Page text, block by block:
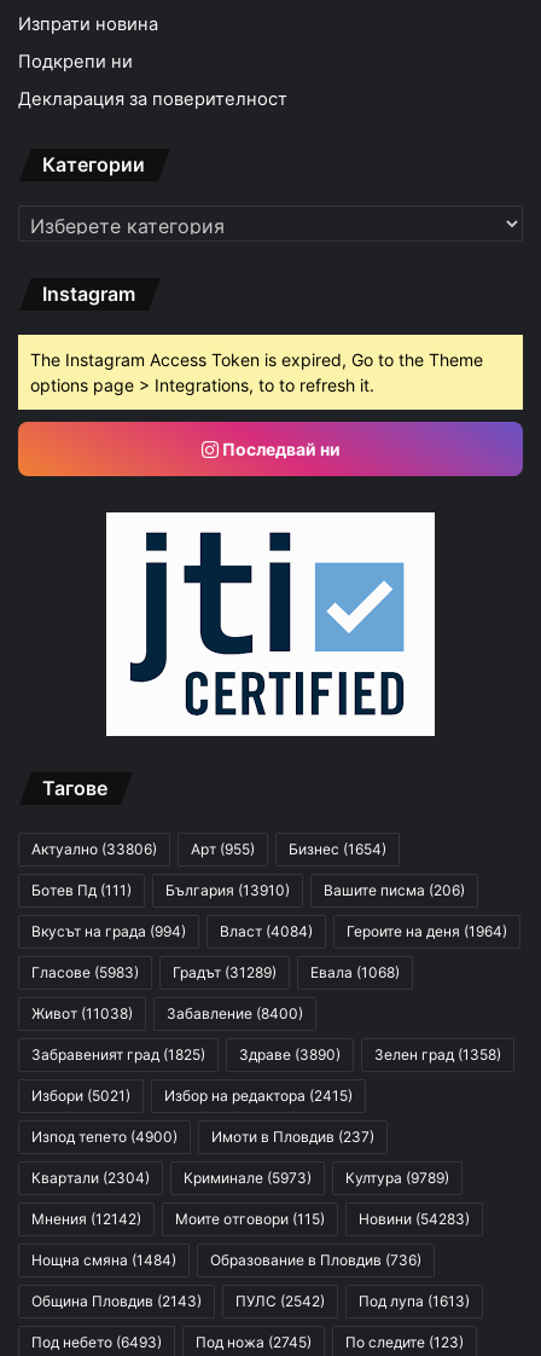
Изпрати новина
Подкрепи ни
Декларация за поверителност
Категории
Категории
Instagram
The Instagram Access Token is expired, Go to the Theme
options page > Integrations, to to refresh it.
Последвай ни
Тагове
Актуално (33806) Арт (955) Бизнес (1654)
Ботев Пд (111) България (13910) Вашите писма (206)
Вкусът на града (994) Власт (4084) Героите на деня (1964)
Гласове (5983) Градът (31289) Евала (1068)
Живот (11038) Забавление (8400)
Забравеният град (1825) Здраве (3890) Зелен град (1358)
Избори (5021) Избор на редактора (2415)
Изпод тепето (4900) Имоти в Пловдив (237)
Квартали (2304) Криминале (5973) Култура (9789)
Мнения (12142) Моите отговори (115) Новини (54283)
Нощна смяна (1484) Образование в Пловдив (736)
Община Пловдив (2143) ПУЛС (2542) Под лупа (1613)
Под небето (6493) Под ножа (2745) По следите (123)